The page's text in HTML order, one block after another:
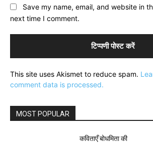
Save my name, email, and website in
next time I comment.
This site uses Akismet to reduce spam.
comment data is processed.
MOST POPULAR
कविताएँ बोधमिता की